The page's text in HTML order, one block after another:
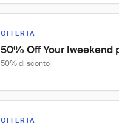
OFFERTA
50% Off Your Iweekend
50% di sconto
OFFERTA